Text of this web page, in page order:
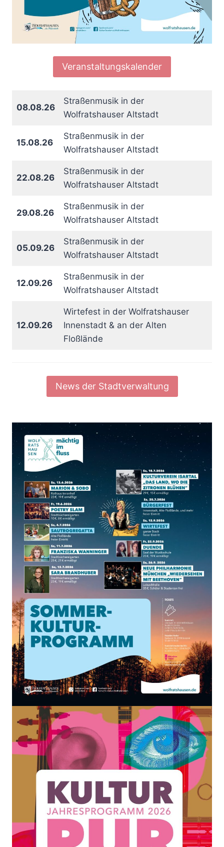
Veranstaltungskalender
08.08.26
Straßenmusik in der
Wolfratshauser Altstadt
15.08.26
Straßenmusik in der
Wolfratshauser Altstadt
22.08.26
Straßenmusik in der
Wolfratshauser Altstadt
29.08.26
Straßenmusik in der
Wolfratshauser Altstadt
05.09.26
Straßenmusik in der
Wolfratshauser Altstadt
12.09.26
Straßenmusik in der
Wolfratshauser Altstadt
12.09.26
Wirtefest in der Wolfratshauser
Innenstadt & an der Alten
Floßlände
News der Stadtverwaltung